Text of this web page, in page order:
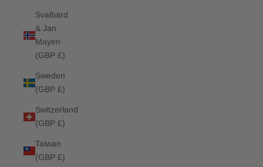
Svalbard
& Jan
Mayen
(GBP £)
Sweden
(GBP £)
Switzerland
(GBP £)
Taiwan
(GBP £)